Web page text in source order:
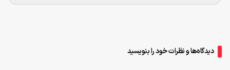
دیدگاه‌ها و نظرات خود را بنویسید